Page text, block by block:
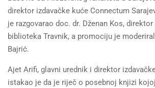
direktor izdavačke kuće Connectum
je razgovarao doc. dr. Dženan Kos, direktor
biblioteka Travnik, a promociju je
Bajrić.
Ajet Arifi, glavni urednik i direktor
istakao je da je riječ o posebnoj knjizi